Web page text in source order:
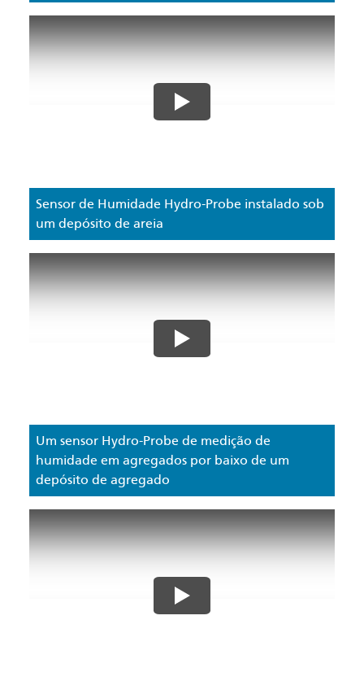
Sensor de Humidade Hydro-Probe instalado sob
um depósito de areia
Um sensor Hydro-Probe de medição de
humidade em agregados por baixo de um
depósito de agregado